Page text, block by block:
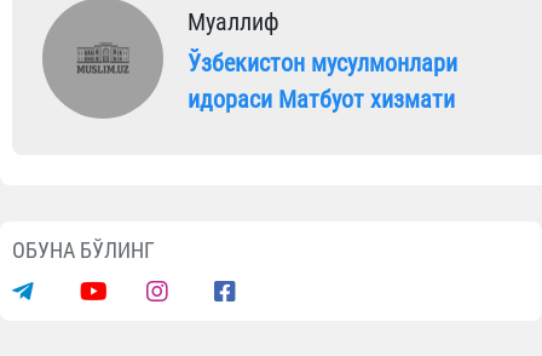
Муаллиф
Ўзбекистон мусулмонлари
идораси Матбуот хизмати
ОБУНА БЎЛИНГ